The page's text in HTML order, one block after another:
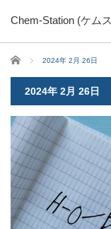
Chem-Station (ケム
ホーム 2024年 2月 26日
2024年 2月 26日